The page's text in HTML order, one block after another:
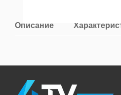
Описание